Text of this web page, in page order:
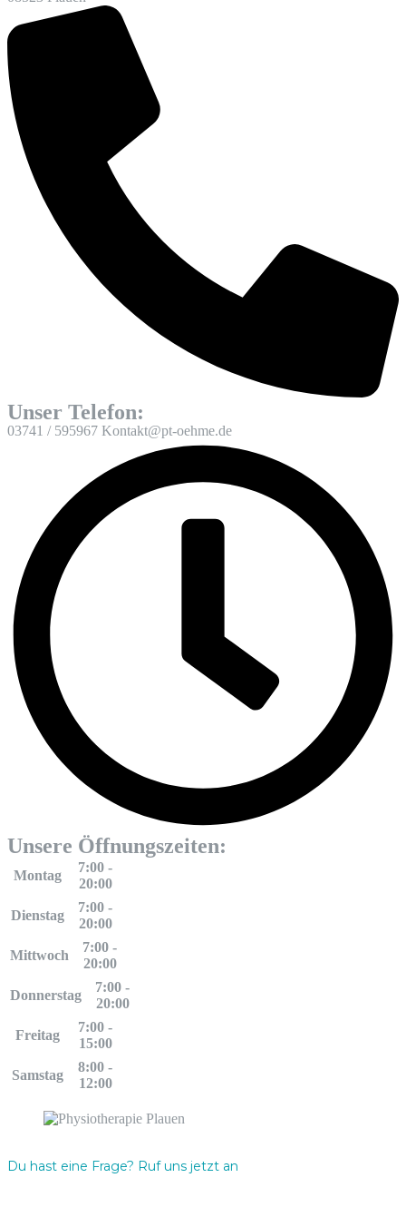
Unser Telefon:
03741 / 595967 Kontakt@pt-oehme.de
Unsere Öffnungszeiten:
Montag
7:00 -
20:00
Dienstag
7:00 -
20:00
Mittwoch
7:00 -
20:00
Donnerstag
7:00 -
20:00
Freitag
7:00 -
15:00
Samstag
8:00 -
12:00
Du hast eine Frage? Ruf uns jetzt an